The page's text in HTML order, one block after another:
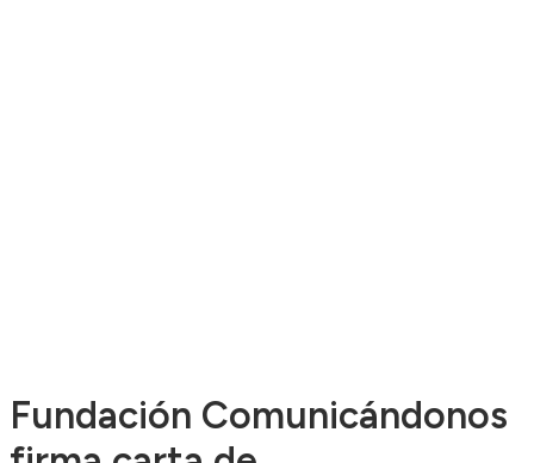
Fundación Comunicándonos